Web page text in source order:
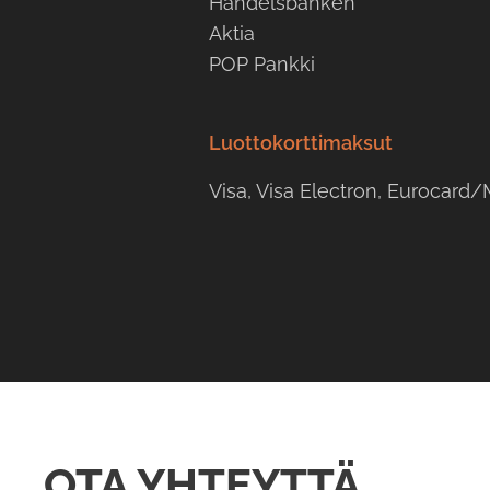
Aktia
POP Pankki
Luottokorttimaksut
Visa, Visa Electron, Eurocard/